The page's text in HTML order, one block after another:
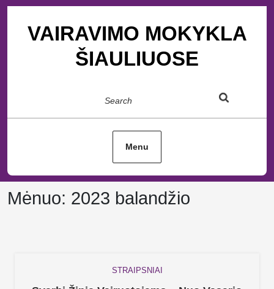
Skip
contentVAIRAVIMO MOKYKLA
ŠIAULIUOSE
Menu
Mėnuo: 2023 balandžio
STRAIPSNIAI